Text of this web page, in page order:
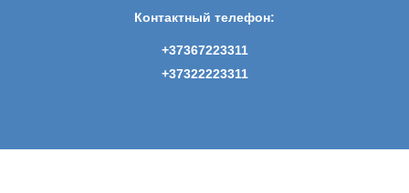
Контактный телефон:
+37367223311
+37322223311